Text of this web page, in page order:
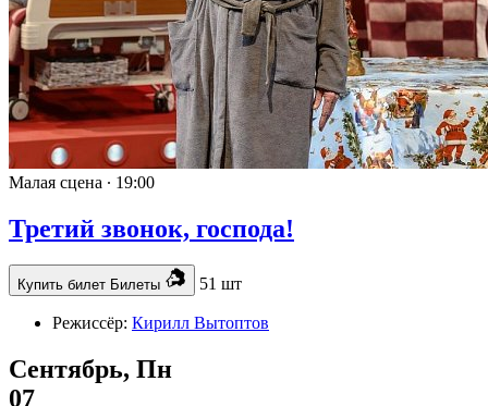
Малая сцена ∙ 19:00
Третий звонок, господа!
Купить билет Билеты 51 шт
Режиссёр: Кирилл Вытоптов
Сентябрь, Пн
07